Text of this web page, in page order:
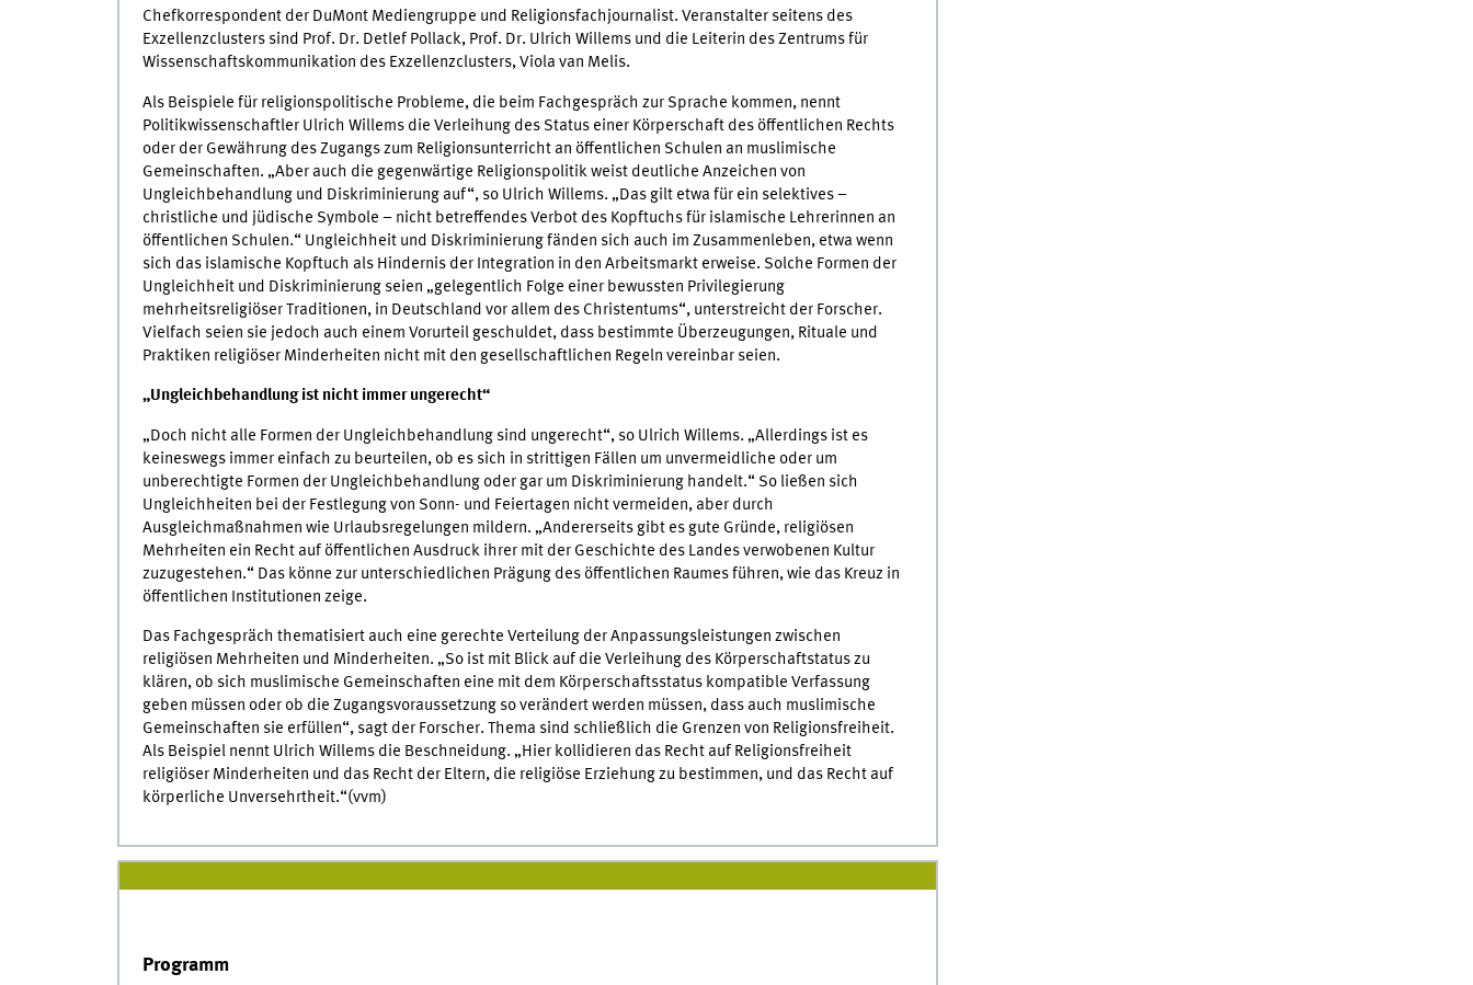
Chefkorrespondent der DuMont Mediengruppe und Religionsfachjournalist. Veranstalter seitens des
Exzellenzclusters sind Prof. Dr. Detlef Pollack, Prof. Dr. Ulrich Willems und die Leiterin des Zentrums für
Wissenschaftskommunikation des Exzellenzclusters, Viola van Melis.
Als Beispiele für religionspolitische Probleme, die beim Fachgespräch zur Sprache kommen, nennt
Politikwissenschaftler Ulrich Willems die Verleihung des Status einer Körperschaft des öffentlichen Rechts
oder der Gewährung des Zugangs zum Religionsunterricht an öffentlichen Schulen an muslimische
Gemeinschaften. „Aber auch die gegenwärtige Religionspolitik weist deutliche Anzeichen von
Ungleichbehandlung und Diskriminierung auf“, so Ulrich Willems. „Das gilt etwa für ein selektives –
christliche und jüdische Symbole – nicht betreffendes Verbot des Kopftuchs für islamische Lehrerinnen an
öffentlichen Schulen.“ Ungleichheit und Diskriminierung fänden sich auch im Zusammenleben, etwa wenn
sich das islamische Kopftuch als Hindernis der Integration in den Arbeitsmarkt erweise. Solche Formen der
Ungleichheit und Diskriminierung seien „gelegentlich Folge einer bewussten Privilegierung
mehrheitsreligiöser Traditionen, in Deutschland vor allem des Christentums“, unterstreicht der Forscher.
Vielfach seien sie jedoch auch einem Vorurteil geschuldet, dass bestimmte Überzeugungen, Rituale und
Praktiken religiöser Minderheiten nicht mit den gesellschaftlichen Regeln vereinbar seien.
„Ungleichbehandlung ist nicht immer ungerecht“
„Doch nicht alle Formen der Ungleichbehandlung sind ungerecht“, so Ulrich Willems. „Allerdings ist es
keineswegs immer einfach zu beurteilen, ob es sich in strittigen Fällen um unvermeidliche oder um
unberechtigte Formen der Ungleichbehandlung oder gar um Diskriminierung handelt.“ So ließen sich
Ungleichheiten bei der Festlegung von Sonn- und Feiertagen nicht vermeiden, aber durch
Ausgleichmaßnahmen wie Urlaubsregelungen mildern. „Andererseits gibt es gute Gründe, religiösen
Mehrheiten ein Recht auf öffentlichen Ausdruck ihrer mit der Geschichte des Landes verwobenen Kultur
zuzugestehen.“ Das könne zur unterschiedlichen Prägung des öffentlichen Raumes führen, wie das Kreuz in
öffentlichen Institutionen zeige.
Das Fachgespräch thematisiert auch eine gerechte Verteilung der Anpassungsleistungen zwischen
religiösen Mehrheiten und Minderheiten. „So ist mit Blick auf die Verleihung des Körperschaftstatus zu
klären, ob sich muslimische Gemeinschaften eine mit dem Körperschaftsstatus kompatible Verfassung
geben müssen oder ob die Zugangsvoraussetzung so verändert werden müssen, dass auch muslimische
Gemeinschaften sie erfüllen“, sagt der Forscher. Thema sind schließlich die Grenzen von Religionsfreiheit.
Als Beispiel nennt Ulrich Willems die Beschneidung. „Hier kollidieren das Recht auf Religionsfreiheit
religiöser Minderheiten und das Recht der Eltern, die religiöse Erziehung zu bestimmen, und das Recht auf
körperliche Unversehrtheit.“(vvm)
Programm